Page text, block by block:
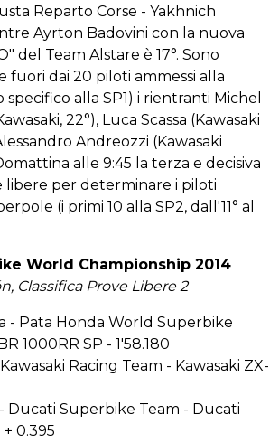
Reparto Corse - Yakhnich
Ayrton Badovini con la nuova
del Team Alstare è 17°. Sono
fuori dai 20 piloti ammessi alla
alla SP1) i rientranti Michel
22°), Luca Scassa (Kawasaki
Andreozzi (Kawasaki
alle 9:45 la terza e decisiva
libere per determinare i piloti
(i primi 10 alla SP2, dall'11° al
World Championship 2014
Classifica Prove Libere 2
- Pata Honda World Superbike
1000RR SP - 1'58.180
Racing Team - Kawasaki ZX-
Ducati Superbike Team - Ducati
+ 0.395